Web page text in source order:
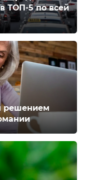
ТОП-5 по всей
решением